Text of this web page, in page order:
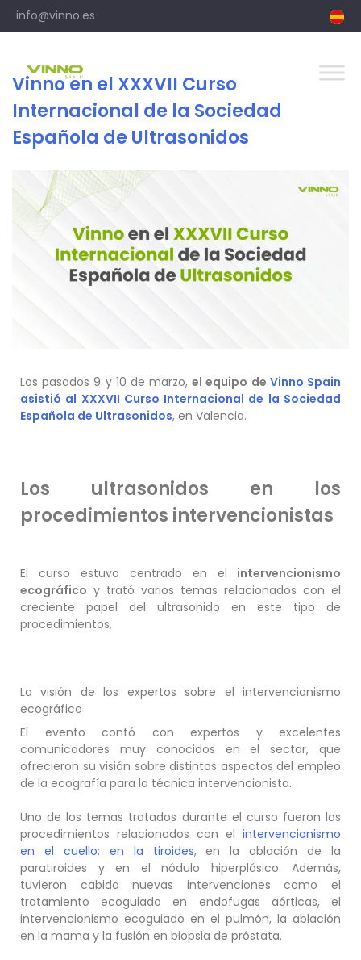
info@vinno.es
Vinno en el XXXVII Curso
Internacional de la Sociedad
Española de Ultrasonidos
Los pasados 9 y 10 de marzo,el equipo de Vinno Spain
asistió al XXXVII Curso Internacional de la Sociedad
Española de Ultrasonidos, en Valencia.
Los ultrasonidos en los
procedimientos intervencionistas
El curso estuvo centrado en el intervencionismo
ecográfico y trató varios temas relacionados con el
creciente papel del ultrasonido en este tipo de
procedimientos.
La visión de los expertos sobre el intervencionismo
ecográfico
El evento contó con expertos y excelentes
comunicadores muy conocidos en el sector, que
ofrecieron su visión sobre distintos aspectos del empleo
de la ecografía para la técnica intervencionista.
Uno de los temas tratados durante el curso fueron los
procedimientos relacionados con el intervencionismo
en el cuello: en la tiroides, en la ablación de la
paratiroides y en el nódulo hiperplásico. Además,
tuvieron cabida nuevas intervenciones como el
tratamiento ecoguiado en endofugas aórticas, el
intervencionismo ecoguiado en el pulmón, la ablación
en la mama y la fusión en biopsia de próstata.